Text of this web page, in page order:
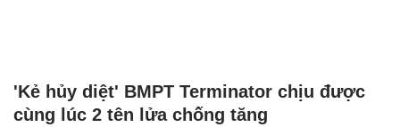
'Kẻ hủy diệt' BMPT Terminator chịu được
cùng lúc 2 tên lửa chống tăng